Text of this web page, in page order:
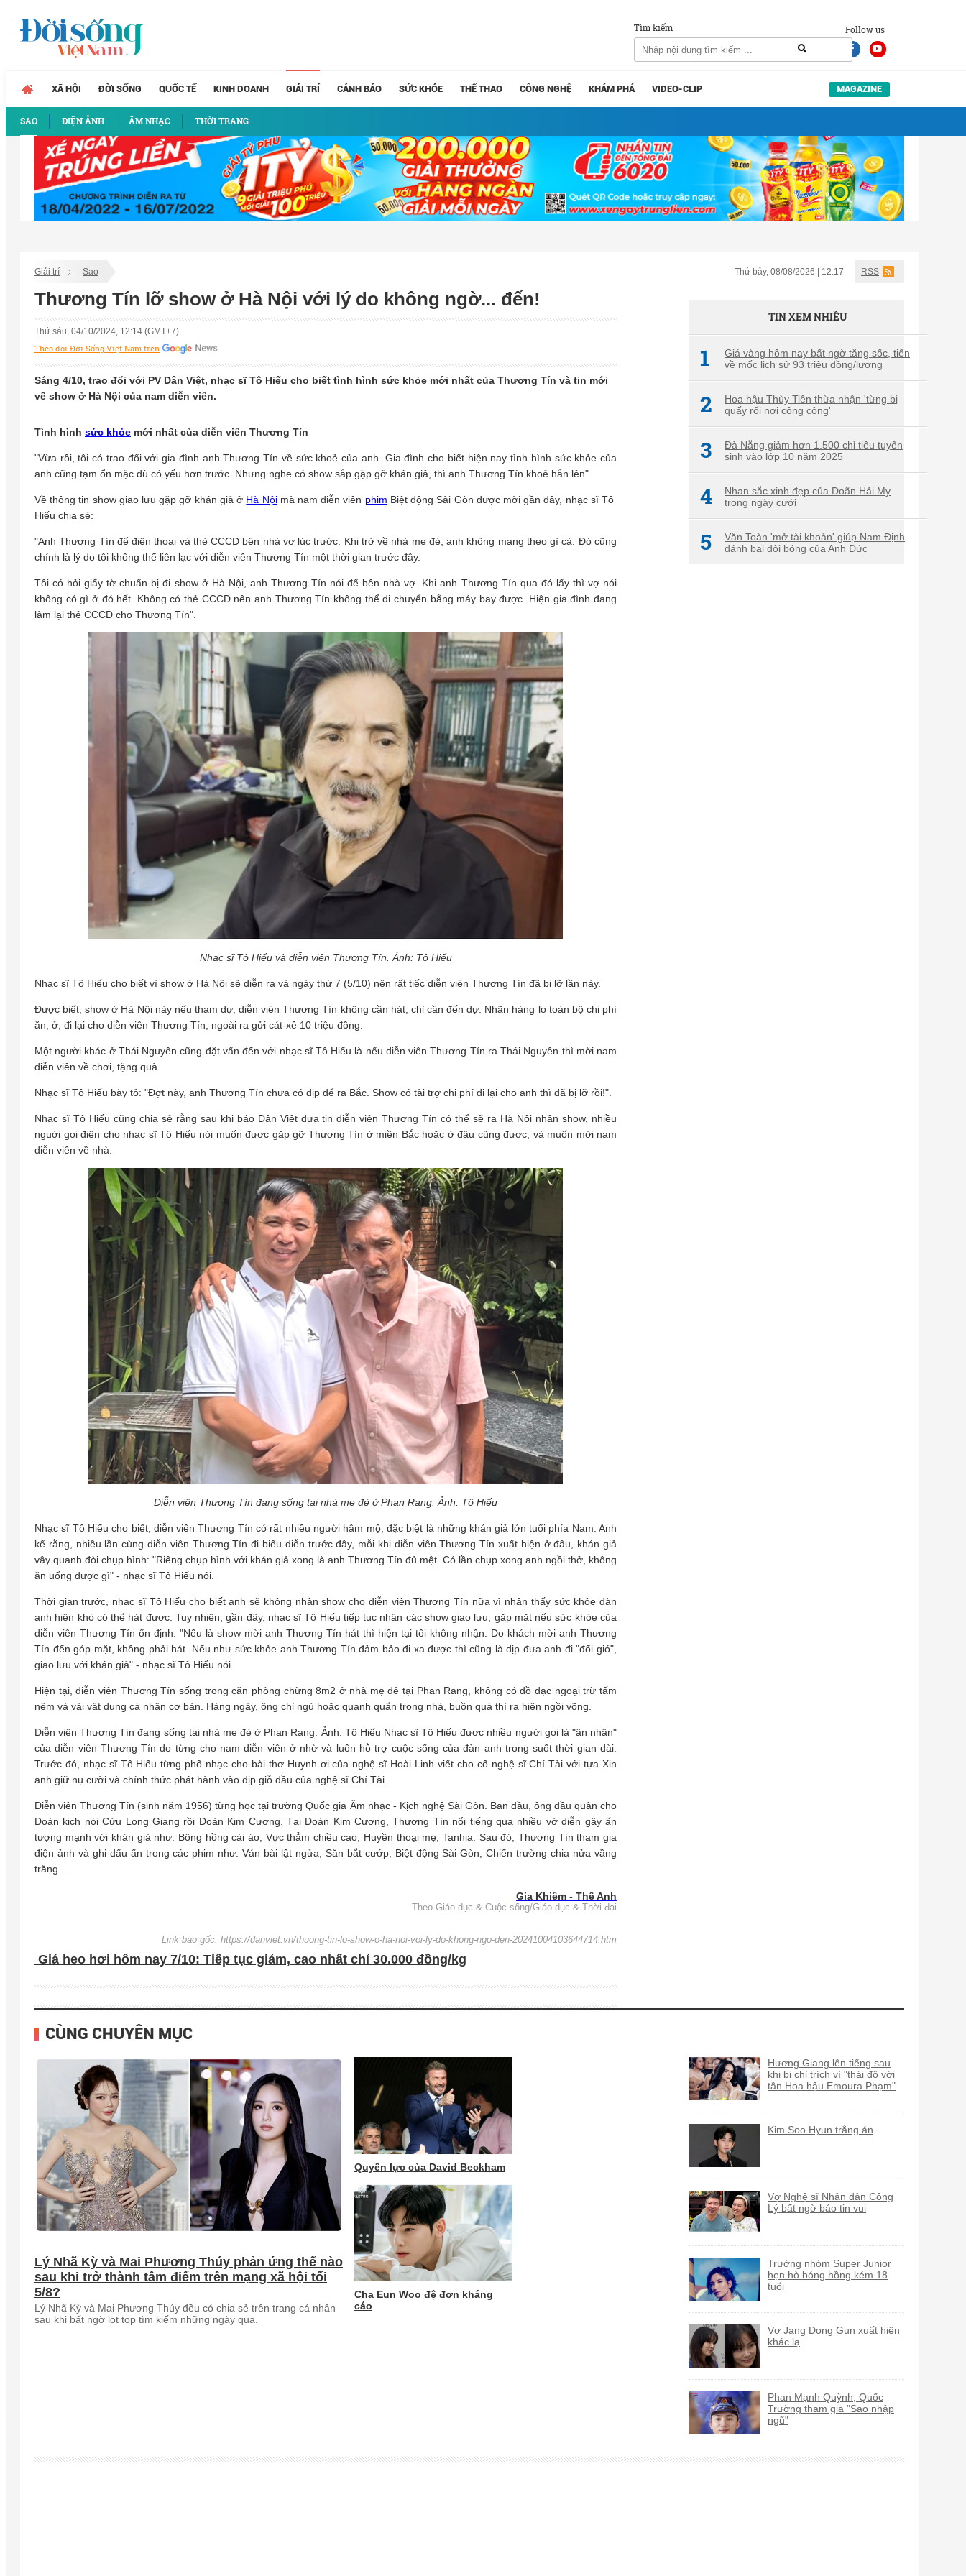
Follow us
Tìm kiếm
XÃ HỘI ĐỜI SỐNG QUỐC TẾ KINH DOANH GIẢI TRÍ
SAO ĐIỆN ẢNH ÂM NHẠC THỜI TRANG
CẢNH BÁO SỨC KHỎE THỂ THAO CÔNG NGHỆ KHÁM PHÁ VIDEO-CLIP MAGAZINE
Giải trí Sao Thứ bảy, 08/08/2026 | 12:17 RSS
Thương Tín lỡ show ở Hà Nội với lý do không ngờ... đến!
Thứ sáu, 04/10/2024, 12:14 (GMT+7)
Theo dõi Đời Sống Việt Nam trên
Sáng 4/10, trao đổi với PV Dân Việt, nhạc sĩ Tô Hiếu cho biết tình hình sức khỏe mới nhất của Thương Tín và tin mới
về show ở Hà Nội của nam diễn viên.
Tình hình sức khỏe mới nhất của diễn viên Thương Tín
"Vừa rồi, tôi có trao đổi với gia đình anh Thương Tín về sức khoẻ của anh. Gia đình cho biết hiện nay tình hình sức khỏe của
anh cũng tạm ổn mặc đù có yếu hơn trước. Nhưng nghe có show sắp gặp gỡ khán giả, thì anh Thương Tín khoẻ hẳn lên".
Về thông tin show giao lưu gặp gỡ khán giả ở Hà Nộimà nam diễn viên phim Biệt động Sài Gòn được mời gần đây, nhạc sĩ Tô
Hiếu chia sẻ:
"Anh Thương Tín để điện thoại và thẻ CCCD bên nhà vợ lúc trước. Khi trở về nhà mẹ đẻ, anh không mang theo gì cả. Đó cũng
chính là lý do tôi không thể liên lạc với diễn viên Thương Tín một thời gian trước đây.
Tôi có hỏi giấy tờ chuẩn bị đi show ở Hà Nội, anh Thương Tín nói để bên nhà vợ. Khi anh Thương Tín qua đó lấy thì vợ nói
không có gì ở đó hết. Không có thẻ CCCD nên anh Thương Tín không thể di chuyển bằng máy bay được. Hiện gia đình đang
làm lại thẻ CCCD cho Thương Tín".
Nhạc sĩ Tô Hiếu và diễn viên Thương Tín. Ảnh: Tô Hiếu
Nhạc sĩ Tô Hiếu cho biết vì show ở Hà Nội sẽ diễn ra và ngày thứ 7 (5/10) nên rất tiếc diễn viên Thương Tín đã bị lỡ lần này.
Được biết, show ở Hà Nội này nếu tham dự, diễn viên Thương Tín không cần hát, chỉ cần đến dự. Nhãn hàng lo toàn bộ chi phí
ăn, ở, đi lại cho diễn viên Thương Tín, ngoài ra gửi cát-xê 10 triệu đồng.
Một người khác ở Thái Nguyên cũng đặt vấn đến với nhạc sĩ Tô Hiếu là nếu diễn viên Thương Tín ra Thái Nguyên thì mời nam
diễn viên về chơi, tặng quà.
Nhạc sĩ Tô Hiếu bày tỏ: "Đợt này, anh Thương Tín chưa có dịp để ra Bắc. Show có tài trợ chi phí đi lại cho anh thì đã bị lỡ rồi!".
Nhạc sĩ Tô Hiếu cũng chia sẻ rằng sau khi báo Dân Việt đưa tin diễn viên Thương Tín có thể sẽ ra Hà Nội nhận show, nhiều
nguời gọi điện cho nhạc sĩ Tô Hiếu nói muốn được gặp gỡ Thương Tín ở miền Bắc hoặc ở đâu cũng được, và muốn mời nam
diễn viên về nhà.
Diễn viên Thương Tín đang sống tại nhà mẹ đẻ ở Phan Rang. Ảnh: Tô Hiếu
Nhạc sĩ Tô Hiếu cho biết, diễn viên Thương Tín có rất nhiều người hâm mộ, đặc biệt là những khán giả lớn tuổi phía Nam. Anh
kể rằng, nhiều lần cùng diễn viên Thương Tín đi biểu diễn trước đây, mỗi khi diễn viên Thương Tín xuất hiện ở đâu, khán giả
vây quanh đòi chụp hình: "Riêng chụp hình với khán giả xong là anh Thương Tín đủ mệt. Có lần chụp xong anh ngồi thở, không
ăn uống được gì" - nhạc sĩ Tô Hiếu nói.
Thời gian trước, nhạc sĩ Tô Hiếu cho biết anh sẽ không nhận show cho diễn viên Thương Tín nữa vì nhận thấy sức khỏe đàn
anh hiện khó có thể hát được. Tuy nhiên, gần đây, nhạc sĩ Tô Hiếu tiếp tục nhận các show giao lưu, gặp mặt nếu sức khỏe của
diễn viên Thương Tín ổn định: "Nếu là show mời anh Thương Tín hát thì hiện tại tôi không nhận. Do khách mời anh Thương
Tín đến góp mặt, không phải hát. Nếu như sức khỏe anh Thương Tín đảm bảo đi xa được thì cũng là dịp đưa anh đi "đổi gió",
giao lưu với khán giả" - nhạc sĩ Tô Hiếu nói.
Hiện tại, diễn viên Thương Tín sống trong căn phòng chừng 8m2 ở nhà mẹ đẻ tại Phan Rang, không có đồ đạc ngoại trừ tấm
nệm và vài vật dụng cá nhân cơ bản. Hàng ngày, ông chỉ ngủ hoặc quanh quẩn trong nhà, buồn quá thì ra hiên ngồi võng.
Diễn viên Thương Tín đang sống tại nhà mẹ đẻ ở Phan Rang. Ảnh: Tô Hiếu Nhạc sĩ Tô Hiếu được nhiều người gọi là "ân nhân"
của diễn viên Thương Tín do từng cho nam diễn viên ở nhờ và luôn hỗ trợ cuộc sống của đàn anh trong suốt thời gian dài.
Trước đó, nhạc sĩ Tô Hiếu từng phổ nhạc cho bài thơ Huynh ơi của nghệ sĩ Hoài Linh viết cho cố nghệ sĩ Chí Tài với tựa Xin
anh giữ nụ cười và chính thức phát hành vào dịp giỗ đầu của nghệ sĩ Chí Tài.
Diễn viên Thương Tín (sinh năm 1956) từng học tại trường Quốc gia Âm nhạc - Kịch nghệ Sài Gòn. Ban đầu, ông đầu quân cho
Đoàn kịch nói Cửu Long Giang rồi Đoàn Kim Cương. Tại Đoàn Kim Cương, Thương Tín nổi tiếng qua nhiều vở diễn gây ấn
tượng mạnh với khán giả như: Bông hồng cài áo; Vực thẳm chiều cao; Huyền thoại mẹ; Tanhia. Sau đó, Thương Tín tham gia
điện ảnh và ghi dấu ấn trong các phim như: Ván bài lật ngửa; Săn bắt cướp; Biệt động Sài Gòn; Chiến trường chia nửa vầng
trăng...
Gia Khiêm - Thế Anh
Theo Giáo dục & Cuộc sống/Giáo dục & Thời đại
Link báo gốc: https://danviet.vn/thuong-tin-lo-show-o-ha-noi-voi-ly-do-khong-ngo-den-20241004103644714.htm
Giá heo hơi hôm nay 7/10: Tiếp tục giảm, cao nhất chỉ 30.000 đồng/kg
TIN XEM NHIỀU
1
Giá vàng hôm nay bất ngờ tăng sốc, tiến
về mốc lịch sử 93 triệu đồng/lượng
2
Hoa hậu Thùy Tiên thừa nhận 'từng bị
quấy rối nơi công cộng'
3
Đà Nẵng giảm hơn 1.500 chỉ tiêu tuyển
sinh vào lớp 10 năm 2025
4
Nhan sắc xinh đẹp của Doãn Hải My
trong ngày cưới
5
Văn Toàn 'mở tài khoản' giúp Nam Định
đánh bại đội bóng của Anh Đức
CÙNG CHUYÊN MỤC
Lý Nhã Kỳ và Mai Phương Thúy phản ứng thế nào
sau khi trở thành tâm điểm trên mạng xã hội tối
5/8?
Lý Nhã Kỳ và Mai Phương Thúy đều có chia sẻ trên trang cá nhân
sau khi bất ngờ lọt top tìm kiếm những ngày qua.
Quyền lực của David Beckham
Cha Eun Woo đệ đơn kháng
cáo
Hương Giang lên tiếng sau
khi bị chỉ trích vì "thái độ với
tân Hoa hậu Emoura Phạm"
Kim Soo Hyun trắng án
Vợ Nghệ sĩ Nhân dân Công
Lý bất ngờ báo tin vui
Trưởng nhóm Super Junior
hẹn hò bóng hồng kém 18
tuổi
Vợ Jang Dong Gun xuất hiện
khác lạ
Phan Mạnh Quỳnh, Quốc
Trường tham gia "Sao nhập
ngũ"